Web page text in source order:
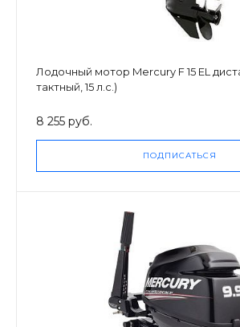
Лодочный мотор Mercury F 15 EL
тактный, 15 л.с.)
8 255 руб.
ПОДПИСАТЬСЯ